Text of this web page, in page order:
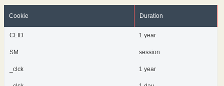
Cookie Duration
CLID 1 year
SM session
_clck 1 year